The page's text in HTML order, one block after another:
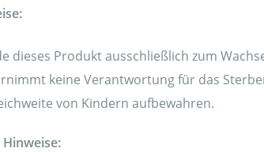
dieses Produkt ausschließlich zum
keine Verantwortung für das
von Kindern aufbewahren.